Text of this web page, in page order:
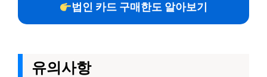
법인 카드 구매한도 알아보기
유의사항